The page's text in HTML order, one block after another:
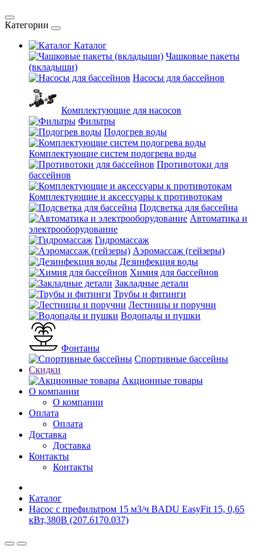
Категории
Каталог
Чашковые пакеты
(вкладыши)
Насосы для бассейнов
Комплектующие для насосов
Фильтры
Подогрев воды
Комплектующие систем подогрева воды
Противотоки для
бассейнов
Комплектующие и аксессуары к противотокам
Подсветка для бассейна
Автоматика и
электрооборудование
Гидромассаж
Аэромассаж (гейзеры)
Дезинфекция воды
Химия для бассейнов
Закладные детали
Трубы и фитинги
Лестницы и поручни
Водопады и пушки
Фонтаны
Спортивные бассейны
Скидки
Акционные товары
О компании
О компании
Оплата
Оплата
Доставка
Доставка
Контакты
Контакты
Каталог
Насос с префильтром 15 м3/ч BADU EasyFit 15, 0,65
кВт,380В (207.6170.037)